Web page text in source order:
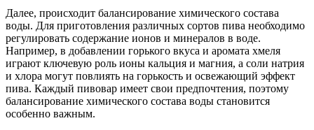
Далее, происходит балансирование химического состава
воды. Для приготовления различных сортов пива необходимо
регулировать содержание ионов и минералов в воде.
Например, в добавлении горького вкуса и аромата хмеля
играют ключевую роль ионы кальция и магния, а соли натрия
и хлора могут повлиять на горькость и освежающий эффект
пива. Каждый пивовар имеет свои предпочтения, поэтому
балансирование химического состава воды становится
особенно важным.